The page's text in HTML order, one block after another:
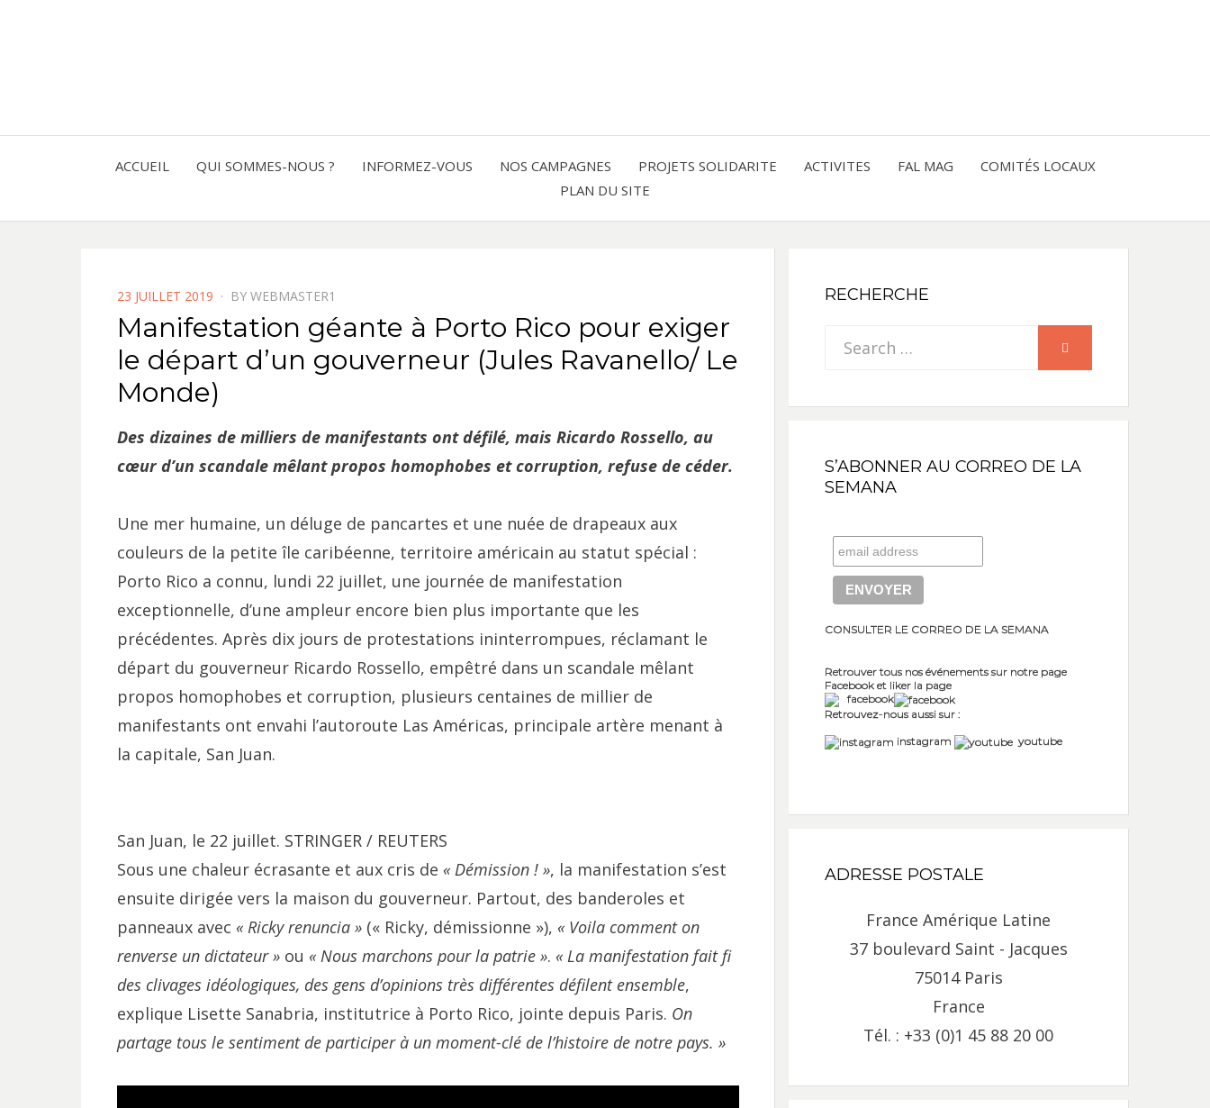
AMERIQUE
LATINE
ACCUEIL QUI SOMMES-NOUS ? INFORMEZ-VOUS NOS CAMPAGNES PROJETS SOLIDARITE ACTIVITES FAL MAG
COMITÉS LOCAUX
PLAN DU SITE
POSTED
ON
23 JUILLET 2019 BY WEBMASTER1
Manifestation géante à Porto Rico pour exiger
le départ d’un gouverneur (Jules Ravanello/ Le
Monde)
Des dizaines de milliers de manifestants ont défilé, mais Ricardo Rossello, au
cœur d’un scandale mêlant propos homophobes et corruption, refuse de céder.
Une mer humaine, un déluge de pancartes et une nuée de drapeaux aux
couleurs de la petite île caribéenne, territoire américain au statut spécial :
Porto Rico a connu, lundi 22 juillet, une journée de manifestation
exceptionnelle, d’une ampleur encore bien plus importante que les
précédentes. Après dix jours de protestations ininterrompues, réclamant le
départ du gouverneur Ricardo Rossello, empêtré dans un scandale mêlant
propos homophobes et corruption, plusieurs centaines de millier de
manifestants ont envahi l’autoroute Las Américas, principale artère menant à
la capitale, San Juan.
San Juan, le 22 juillet. STRINGER / REUTERS
Sous une chaleur écrasante et aux cris de « Démission ! », la manifestation s’est
ensuite dirigée vers la maison du gouverneur. Partout, des banderoles et
panneaux avec « Ricky renuncia »(« Ricky, démissionne »), « Voila comment on
renverse un dictateur » ou « Nous marchons pour la patrie ». « La manifestation fait fi
des clivages idéologiques, des gens d’opinions très différentes défilent ensemble,
explique Lisette Sanabria, institutrice à Porto Rico, jointe depuis Paris. On
partage tous le sentiment de participer à un moment-clé de l’histoire de notre pays. »
RECHERCHE
Search
S’ABONNER AU CORREO DE LA
SEMANA
CONSULTER LE CORREO DE LA SEMANA
Retrouver tous nos événements sur notre page
Facebook et liker la page
facebook
Retrouvez-nous aussi sur :
instagram
youtube
ADRESSE POSTALE
France Amérique Latine
37 boulevard Saint - Jacques
75014 Paris
France
Tél. : +33 (0)1 45 88 20 00